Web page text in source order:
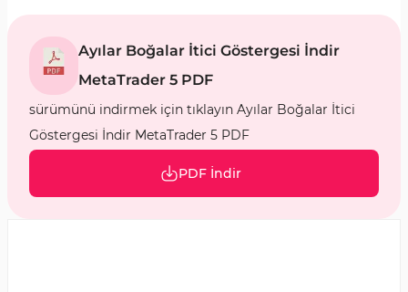
Ayılar Boğalar İtici Göstergesi İndir
MetaTrader 5 PDF
sürümünü indirmek için tıklayın Ayılar Boğalar İtici
Göstergesi İndir MetaTrader 5 PDF
PDF İndir